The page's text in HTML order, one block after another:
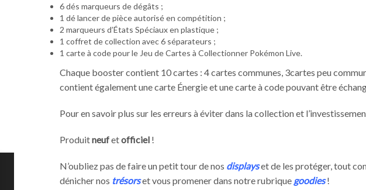
6 dés marqueurs de dégâts ;
1 dé lancer de pièce autorisé en compétition ;
2 marqueurs d’États Spéciaux en plastique ;
1 coffret de collection avec 6 séparateurs ;
1 carte à code pour le Jeu de Cartes à Collectionner Pokémon Live.
Chaque booster contient 10 cartes : 4 cartes communes, 3cartes peu
contient également une carte Énergie et une carte à code pouvant être
Pour en savoir plus sur les erreurs à éviter dans la collection et
Produitneufetofficiel !
N’oubliez pas de faire un petit tour de nos displayset de les protéger, tout
dénicher nos trésorset vous promener dans notre rubrique goodies !